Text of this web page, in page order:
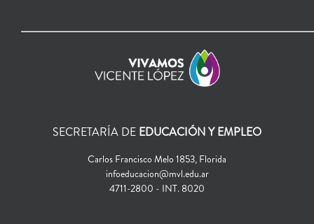
SECRETARÍA DE EDUCACIÓN Y EMPLEO
Carlos Francisco Melo 1853, Florida
infoeducacion@mvl.edu.ar
4711-2800 - INT. 8020